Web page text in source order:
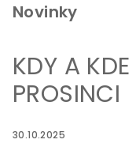
Novinky
KDY A
PROSINCI
30.10.2025